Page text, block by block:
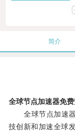
简介
全球节点加速器免
全球节点加速器
技创新和加速全球发